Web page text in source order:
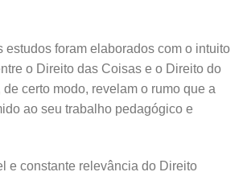
estudos foram elaborados com o intuito
o Direito das Coisas e o Direito do
certo modo, revelam o rumo que a
ao seu trabalho pedagógico e
e constante relevância do Direito